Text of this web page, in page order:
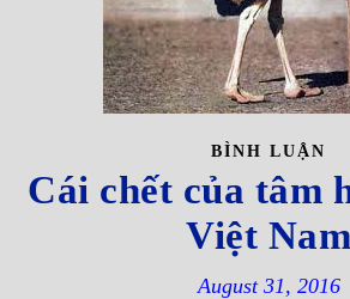
BÌNH LUẬN
Cái chết của tâm
Việt Nam
August 31, 2016